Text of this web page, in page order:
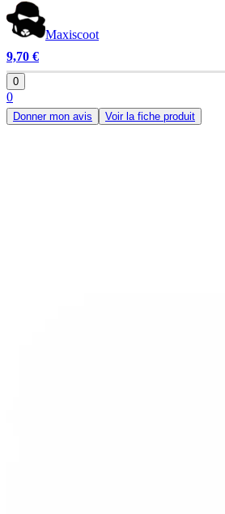
Maxiscoot
9,70 €
0
0
Donner mon avis Voir la fiche produit